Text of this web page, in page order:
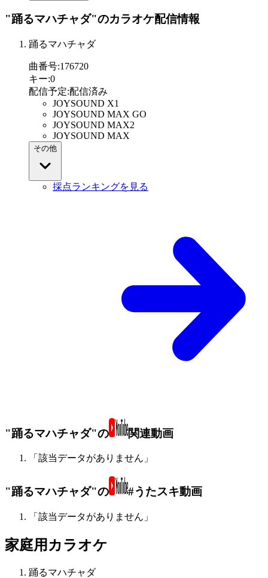
"踊るマハチャダ"のカラオケ配信情報
踊るマハチャダ
曲番号:176720
キー:0
配信予定:配信済み
JOYSOUND X1
JOYSOUND MAX GO
JOYSOUND MAX2
JOYSOUND MAX
その他
採点ランキングを見る
"踊るマハチャダ"の 関連動画
「該当データがありません」
"踊るマハチャダ"の #うたスキ動画
「該当データがありません」
家庭用カラオケ
踊るマハチャダ